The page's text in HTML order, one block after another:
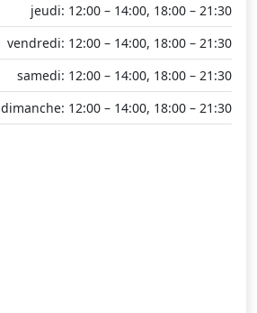
jeudi: 12:00 – 14:00, 18:00 – 21:30
vendredi: 12:00 – 14:00, 18:00 – 21:30
samedi: 12:00 – 14:00, 18:00 – 21:30
dimanche: 12:00 – 14:00, 18:00 – 21:30